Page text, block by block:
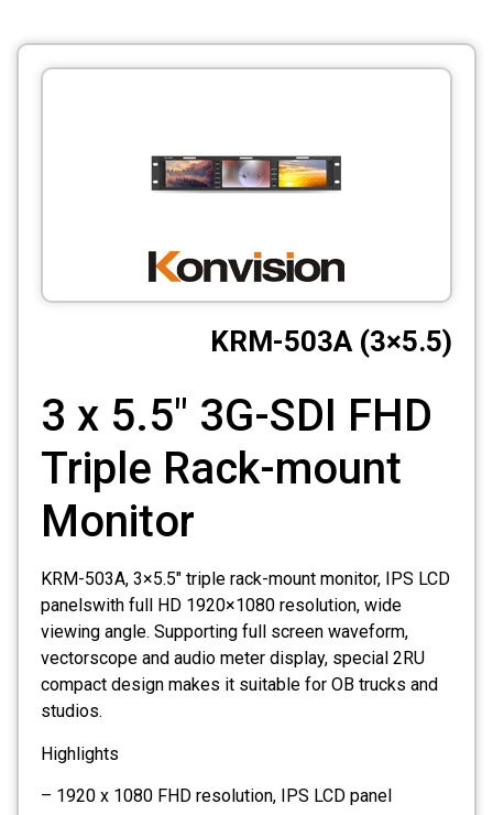
C-Mount Lenss
Visualizer
AV over IP
CCTV
Photo Printers
(KRM-503A (3×5.5
3 x 5.5" 3G-SDI FHD
Triple Rack-mount
Monitor
KRM-503A, 3×5.5" triple rack-mount monitor, IPS LCD
panelswith full HD 1920×1080 resolution, wide
viewing angle. Supporting full screen waveform,
vectorscope and audio meter display, special 2RU
compact design makes it suitable for OB trucks and
studios.
Highlights
– 1920 x 1080 FHD resolution, IPS LCD panel